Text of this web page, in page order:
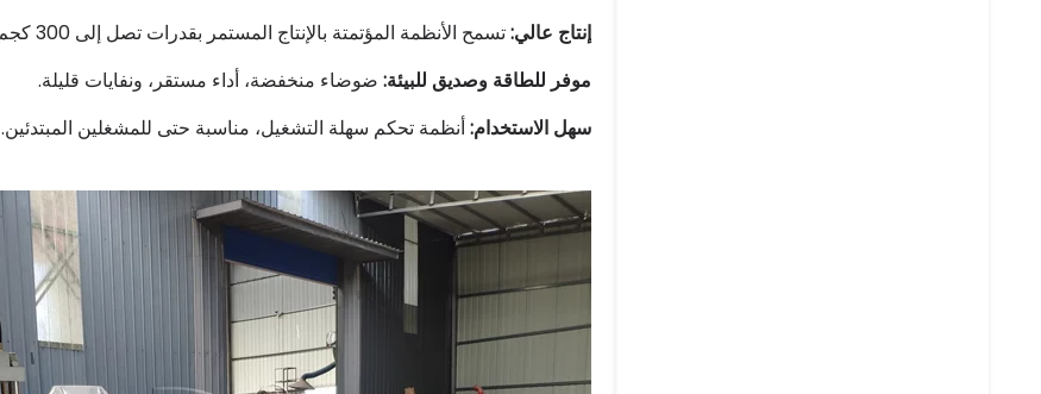
إنتاج عالي:تسمح الأنظمة المؤتمتة بالإنتاج المستمر بقدرات تصل إلى 300 كجم/ساعة أو أكثر.
موفر للطاقة وصديق للبيئة: ضوضاء منخفضة، أداء مستقر، ونفايات قليلة.
سهل الاستخدام:أنظمة تحكم سهلة التشغيل، مناسبة حتى للمشغلين المبتدئين.